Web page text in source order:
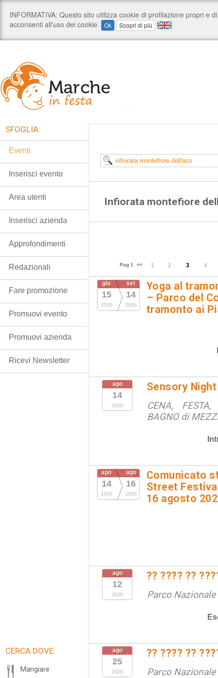
Infiorata montefiore
Pag 1 << 1 2 3 4
giu
15
2026
set
14
2026
Yoga al
– Parco del
tramonto ai
ago
14
2026
Sensory Night
CENA,
BAGNO di
ago
14
2026
ago
16
2026
Comunicato
Street
16 agosto
ago
12
2026
?? ???? ??
Parco
ago
25
2026
?? ???? ??
Parco
SFOGLIA:
Eventi
Inserisci evento
Area utenti
Inserisci azienda
Approfondimenti
Redazionali
Fare promozione
Promuovi evento
Promuovi azienda
Ricevi Newsletter
CERCA DOVE:
Mangiare